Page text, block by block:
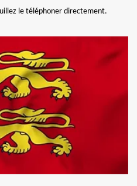
le téléphoner directement.